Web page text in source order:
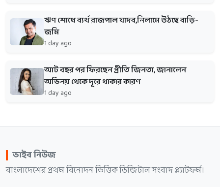
ঋণ শোধে ব্যর্থ রাজপাল যাদব,নিলামে উঠছে বাড়ি-
জমি
1 day ago
আট বছর পর ফিরছেন প্রীতি জিনতা, জানালেন
অভিনয় থেকে দূরে থাকার কারণ
1 day ago
ভাইব নিউজ
বাংলাদেশের প্রথম বিনোদন ভিত্তিক ডিজিটাল সংবাদ প্ল্যাটফর্ম।